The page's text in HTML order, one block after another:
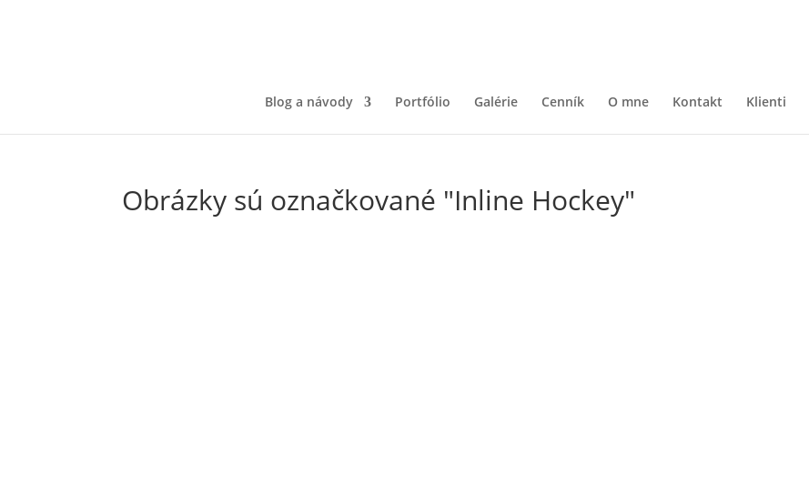
Blog a návody Portfólio Galérie Cenník O mne Kontakt Klienti
Obrázky sú označkované "Inline Hockey"